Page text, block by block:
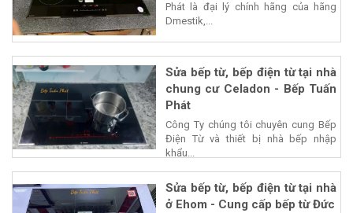
Phát là đại lý chính hãng của hãng
Dmestik,...
Sửa bếp từ, bếp điện từ tại nhà
chung cư Celadon - Bếp Tuấn
Phát
Công Ty chúng tôi chuyên cung Bếp
Điện Từ và thiết bị nhà bếp nhập
khẩu...
Sửa bếp từ, bếp điện từ tại nhà
ở Ehom - Cung cấp bếp từ Đức